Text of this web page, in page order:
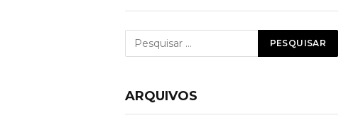
ARQUIVOS